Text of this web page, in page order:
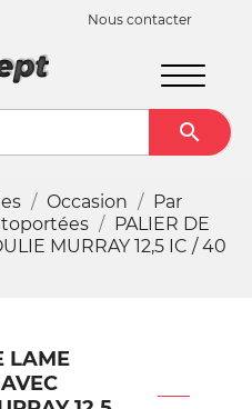
Nous contacter

Occasion
Par
PALIER DE
MURRAY 12,5 IC / 40
LAME